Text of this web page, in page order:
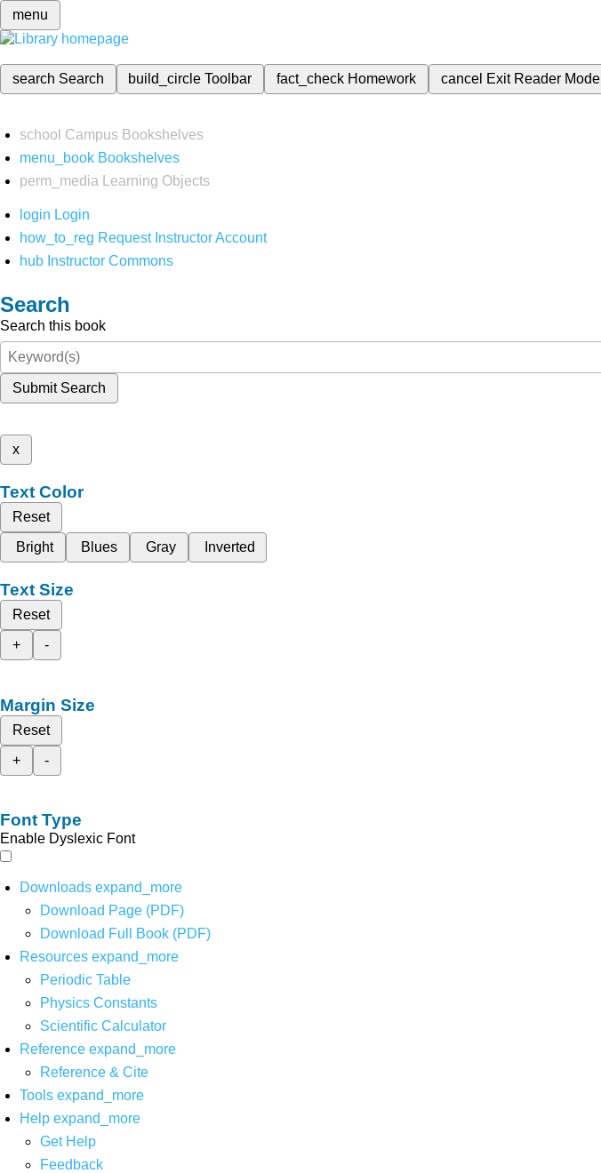
menu
search Search build_circleToolbar fact_check Homework cancel Exit Reader Mode
school Campus Bookshelves
menu_book Bookshelves
perm_media
Learning Objects
login Login
how_to_reg Request Instructor Account
hub Instructor Commons
Search
Search this book
Submit Search
x
Text Color
Reset
Bright
Blues Gray Inverted
Text Size
Reset
+
-
Margin Size
Reset
+
-
Font Type
Enable Dyslexic Font
Downloads expand_more
Download Page (PDF)
Download Full Book (PDF)
Resources expand_more
Periodic Table
Physics Constants
Scientific Calculator
Reference expand_more
Reference & Cite
Tools expand_more
Help expand_more
Get Help
Feedback